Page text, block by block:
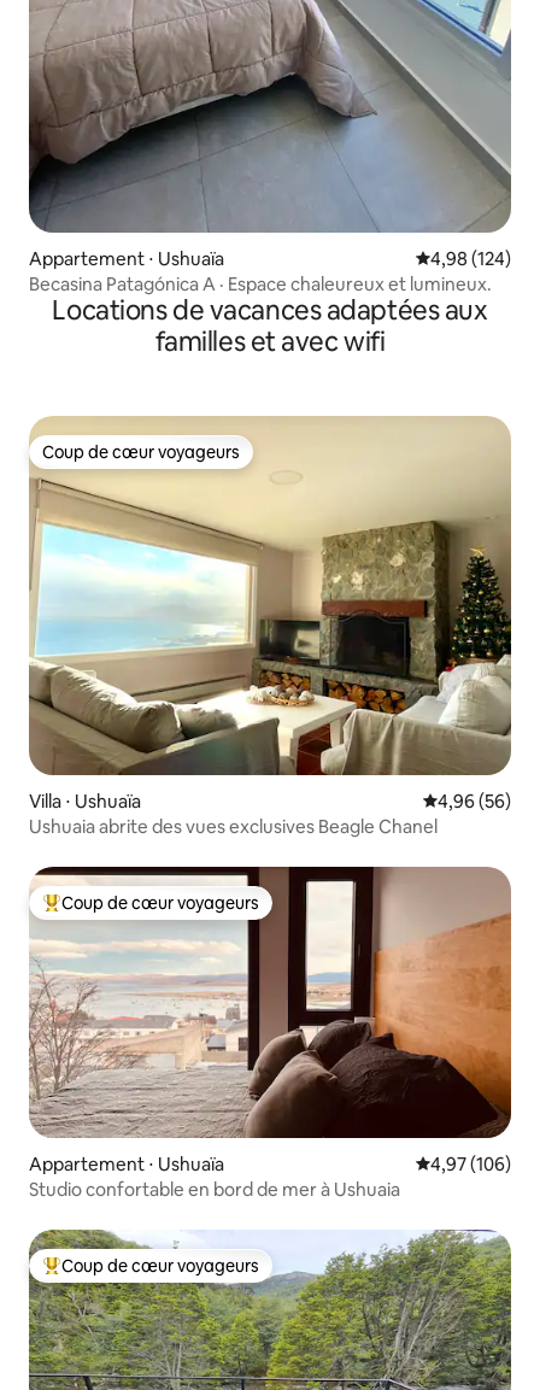
Appartement ⋅ Ushuaïa Évaluation
4,98 (124)
Becasina Patagónica A · Espace chaleureux et lumineux.
Locations de vacances adaptées aux
familles et avec wifi
Coup de cœur voyageurs
Coup de cœur voyageurs
Villa ⋅ Ushuaïa Évaluation
4,96 (56)
Ushuaia abrite des vues exclusives Beagle Chanel
Coups de cœur voyageurs les plus appréciés
Coup de cœur voyageurs
Appartement ⋅ Ushuaïa Évaluation
4,97 (106)
Studio confortable en bord de mer à Ushuaia
Coups de cœur voyageurs les plus appréciés
Coup de cœur voyageurs